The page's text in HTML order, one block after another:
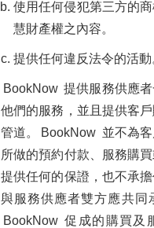
使用任何侵犯第三方的
慧財產權之內容。
提供任何違反法令的活動
BookNow 提供服務供應
他們的服務，並且提供客
管道。
BookNow 並不為
所做的預約付款、服務購
提供任何的保證，也不承
與服務供應者雙方應共同
BookNow 促成的購買及